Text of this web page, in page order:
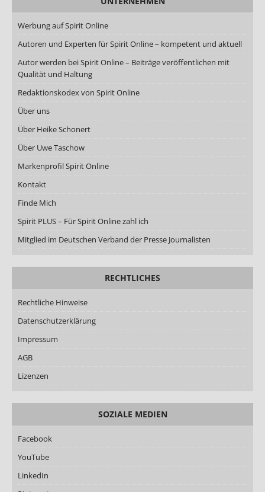
Werbung auf Spirit Online
Autoren und Experten für Spirit Online – kompetent und aktuell
Autor werden bei Spirit Online – Beiträge veröffentlichen mit
Qualität und Haltung
Redaktionskodex von Spirit Online
Über uns
Über Heike Schonert
Über Uwe Taschow
Markenprofil Spirit Online
Kontakt
Finde Mich
Spirit PLUS – Für Spirit Online zahl ich
Mitglied im Deutschen Verband der Presse Journalisten
RECHTLICHES
Rechtliche Hinweise
Datenschutzerklärung
Impressum
AGB
Lizenzen
SOZIALE MEDIEN
Facebook
YouTube
LinkedIn